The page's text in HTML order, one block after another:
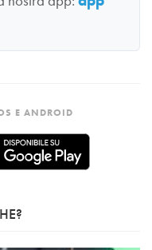
E ANDROID